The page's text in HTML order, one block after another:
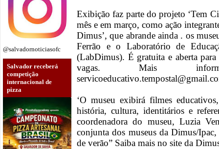
@salvadornoticiasofc
Salvador receberá
competição
internacional de
pizza
Exibição faz parte do projeto ‘Tem
mês e em março, como ação
Dimus’, que abrande ainda . os
Ferrão e o Laboratório de
(LabDimus). É gratuita e aberta
vagas. Mais
‘O museu exibirá filmes
história, cultura, identitários e
coordenadora do museu, Luzia
conjunta dos museus da Dimus/
de verão” Saiba mais no site da